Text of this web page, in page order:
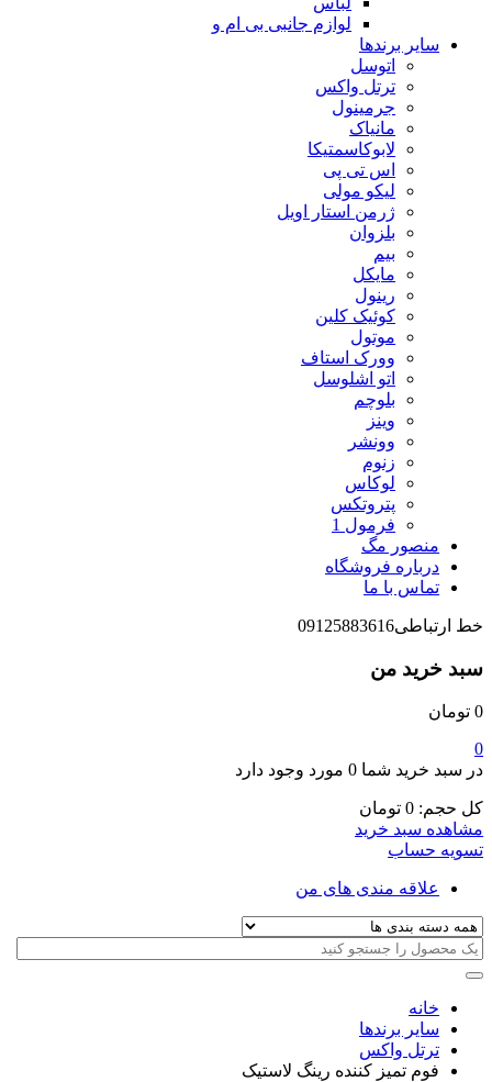
لوازم جانبی بی ام و
سایر برندها
اتوسل
ترتل واکس
جرمینول
مانیاک
لابوکاسمتیکا
اس تی پی
لیکو مولی
ژرمن استار اویل
بلزوان
بیم
مایکل
رینول
کوئیک کلین
موتول
وورک استاف
اتو اشلوسل
بلوچم
وینز
وونشر
زنوم
لوکاس
پتروتکس
فرمول 1
منصور مگ
درباره فروشگاه
تماس با ما
خط ارتباطی09125883616
سبد خرید من
0 تومان
0
در سبد خرید شما 0 مورد وجود دارد
کل حجم: 0 تومان
مشاهده سبد خرید
تسویه حساب
علاقه مندی های من
خانه
سایر برندها
ترتل واکس
فوم تمیز کننده رینگ لاستیک